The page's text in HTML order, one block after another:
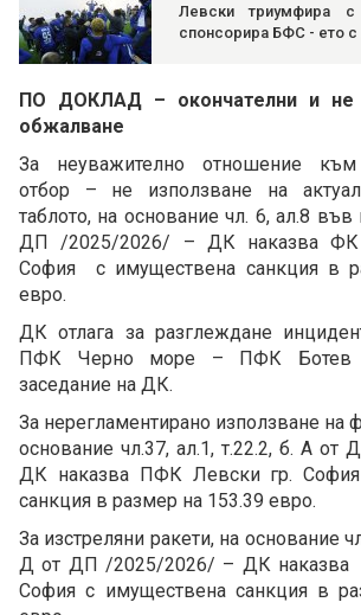
Левски триумфира
спонсорира БФС - ето с
ПО ДОКЛАД – окончателни и
обжалване
За неуважително отношение към
отбор – не използване на
таблото, на основание чл. 6, ал.8
ДП /2025/2026/ – ДК наказва
София с имуществена санкция в
евро.
ДК отлага за разглеждане
ПФК Черно море – ПФК Ботев
заседание на ДК.
За нерегламентирано използване на
основание чл.37, ал.1, т.22.2, б. А
ДК наказва ПФК Левски гр.
санкция в размер на 153.39 евро.
За изстреляни ракети, на основание
Д от ДП /2025/2026/ – ДК наказва
София с имуществена санкция в